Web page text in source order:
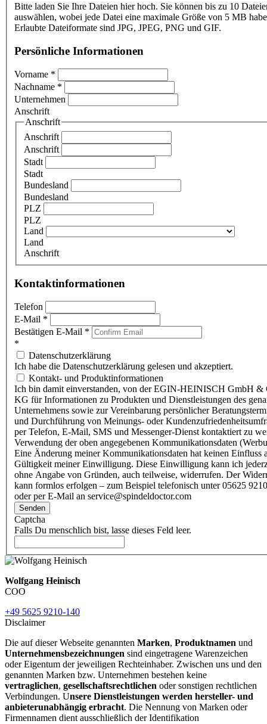
Bitte laden Sie Ihre Dateien hier hoch. Sie können bis zu 10
auswählen, wobei jede Datei eine maximale Größe von 5 MB
Erlaubte Dateiformate sind JPG, JPEG, PNG und GIF.
Persönliche Informationen
Vorname *
Nachname *
Unternehmen
Anschrift
Anschrift
Anschrift
Anschrift
Stadt
Stadt
Bundesland
Bundesland
PLZ
PLZ
Land
Land
Anschrift
Kontaktinformationen
Telefon
E-Mail *
Bestätigen E-Mail *
*
Datenschutzerklärung
Ich habe die Datenschutzerklärung gelesen und akzeptiert.
Kontakt- und Produktinformationen
Ich bin damit einverstanden, von der EGIN-HEINISCH GmbH &
KG für Informationen zu Produkten und Dienstleistungen des
Unternehmens sowie zur Vereinbarung persönlicher
und Durchführung von Meinungs- oder
per Telefon, E-Mail, SMS und Messenger-Dienst kontaktiert zu
Verwendung der oben angegebenen Kommunikationsdaten
Eine Änderung meiner Kommunikationsdaten hat keinen Einfluss
Gültigkeit meiner Einwilligung. Diese Einwilligung kann ich
ohne Angabe von Gründen, auch teilweise, widerrufen. Der
kann formlos erfolgen – zum Beispiel telefonisch unter 05625
oder per E-Mail an service@spindeldoctor.com
Senden
Captcha
Falls Du menschlich bist, lasse dieses Feld leer.
Wolfgang Heinisch
COO
+49 5625 9210-140
Disclaimer
Die auf dieser Webseite genannten Marken, Produktnamen und
Unternehmensbezeichnungen sind eingetragene Warenzeichen
oder Eigentum der jeweiligen Rechteinhaber. Zwischen uns und den
genannten Marken bzw. Unternehmen bestehen keine
vertraglichen, gesellschaftsrechtlichen oder sonstigen rechtlichen
Verbindungen. Unsere Dienstleistungen werden hersteller- und
anbieterunabhängig erbracht. Die Nennung von Marken oder
Firmennamen dient ausschließlich der Identifikation